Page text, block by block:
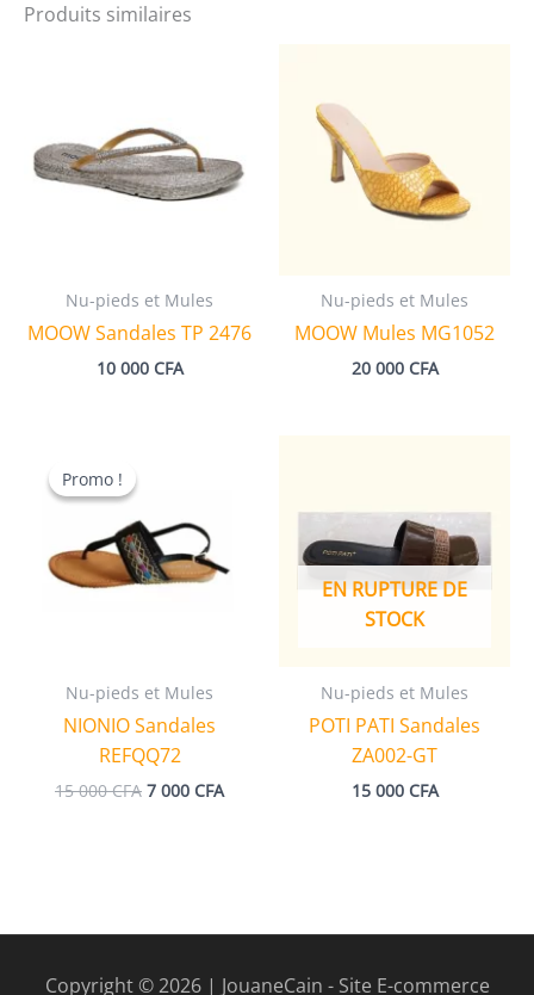
Produits similaires
Nu-pieds et Mules
MOOW Sandales TP 2476
10 000 CFA
Nu-pieds et Mules
MOOW Mules MG1052
20 000 CFA
Promo !
Promo !
Nu-pieds et Mules
NIONIO Sandales
REFQQ72
15 000CFA Le
7 000 CFALe
EN RUPTURE DE
STOCK
Nu-pieds et Mules
POTI PATI Sandales
ZA002-GT
15 000 CFA
Copyright © 2026 | JouaneCain - Site E-commerce